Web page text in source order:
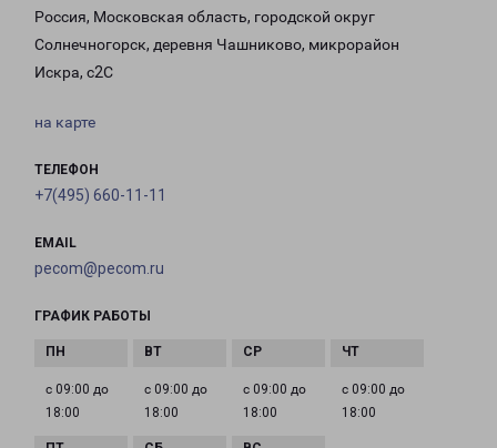
Россия, Московская область, городской округ
Солнечногорск, деревня Чашниково, микрорайон
Искра, с2С
на карте
ТЕЛЕФОН
+7(495) 660-11-11
EMAIL
pecom@pecom.ru
ГРАФИК РАБОТЫ
с 09:00 до
18:00
с 09:00 до
18:00
с 09:00 до
18:00
с 09:00 до
18:00